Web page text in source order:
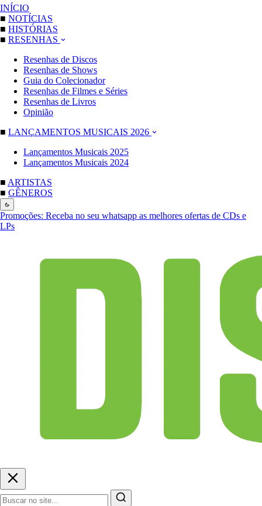
INÍCIO
■ NOTÍCIAS
■ HISTÓRIAS
■ RESENHAS
Resenhas de Discos
Resenhas de Shows
Guia do Colecionador
Resenhas de Filmes e Séries
Resenhas de Livros
Opinião
■ LANÇAMENTOS MUSICAIS 2026
Lançamentos Musicais 2025
Lançamentos Musicais 2024
■ ARTISTAS
■ GÊNEROS
Promoções: Receba no seu whatsapp as melhores ofertas de CDs e
LPs